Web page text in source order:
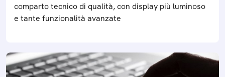
comparto tecnico di qualità, con display più luminoso
e tante funzionalità avanzate